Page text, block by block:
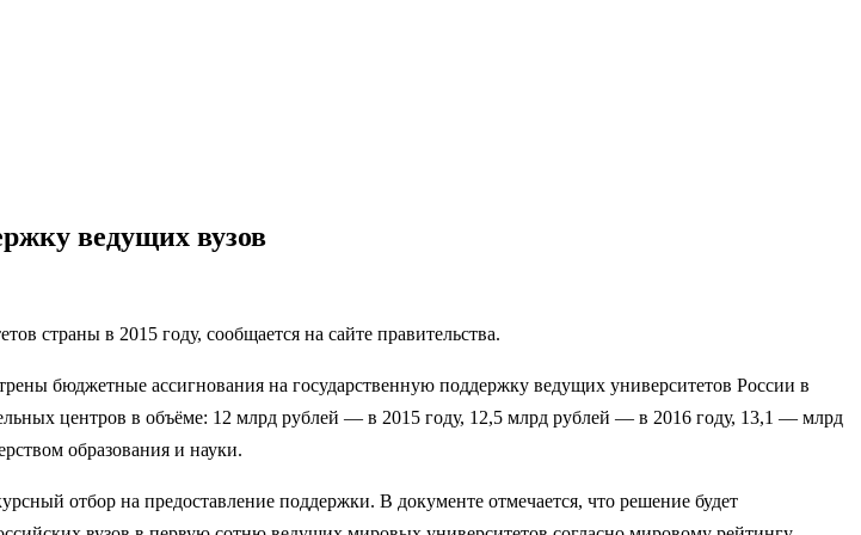
ведущих вузов
страны в 2015 году, сообщается на сайте правительства.
бюджетные ассигнования на государственную поддержку ведущих университетов России в
центров в объёме: 12 млрд рублей — в 2015 году, 12,5 млрд рублей — в 2016 году, 13,1 — млрд
образования и науки.
отбор на предоставление поддержки. В документе отмечается, что решение будет